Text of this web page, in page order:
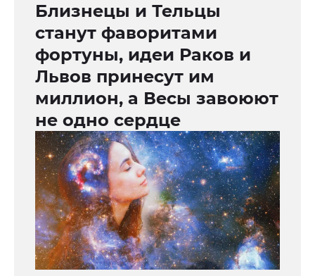
Близнецы и Тельцы
станут фаворитами
фортуны, идеи Раков и
Львов принесут им
миллион, а Весы завоюют
не одно сердце